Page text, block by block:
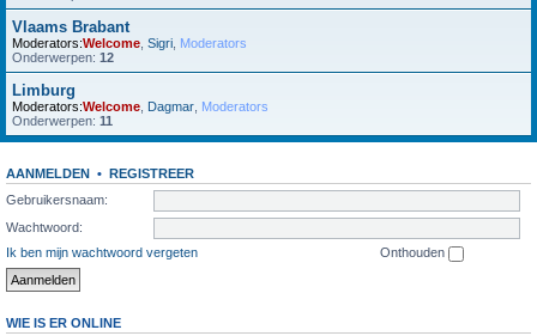
Vlaams Brabant
Moderators:Welcome Sigri Moderators
Onderwerpen: 12
Limburg
Moderators:Welcome Dagmar Moderators
Onderwerpen: 11
AANMELDEN • REGISTREER
Gebruikersnaam:
Wachtwoord:
Ik ben mijn wachtwoord vergeten
Onthouden
WIE IS ER ONLINE